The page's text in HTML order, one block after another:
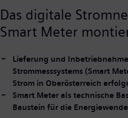
Das digitale
Smart Meter
Lieferung und
Strommesssystems (Smart
Strom in Oberösterreich
Smart Meter als technische
Baustein für die